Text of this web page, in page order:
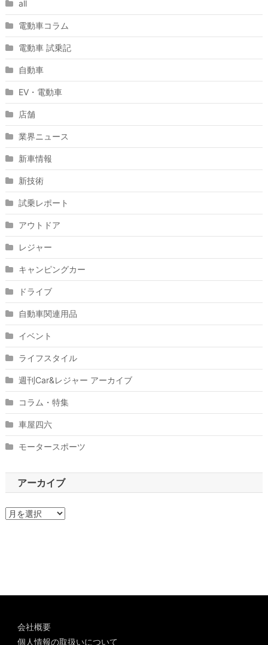
all
電動車コラム
電動車 試乗記
自動車
EV・電動車
店舗
業界ニュース
新車情報
新技術
試乗レポート
アウトドア
レジャー
キャンピングカー
ドライブ
自動車関連用品
イベント
ライフスタイル
週刊Car&レジャー アーカイブ
コラム・特集
車屋四六
モータースポーツ
アーカイブ
ア
会社概要
個人情報の取扱いについて